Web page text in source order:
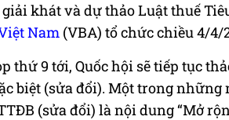
khát và dự thảo Luật thuế
Nam (VBA) tổ chức chiều 4/4/
thứ 9 tới, Quốc hội sẽ tiếp tục
biệt (sửa đổi). Một trong
(sửa đổi) là nội dung “Mở